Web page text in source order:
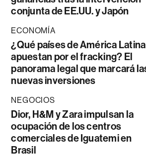
conjunta de EE.UU. y Japón
ECONOMÍA
¿Qué países de América Latina
apuestan por el fracking? El
panorama legal que marcará
nuevas inversiones
NEGOCIOS
Dior, H&M y Zara impulsan la
ocupación de los centros
comerciales de Iguatemi en
Brasil